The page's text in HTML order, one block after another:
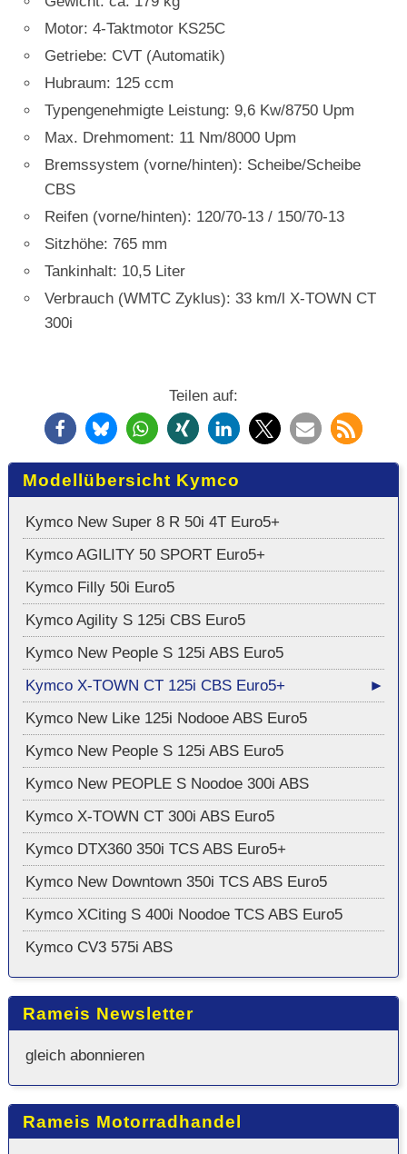
Motor: 4-Taktmotor KS25C
Getriebe: CVT (Automatik)
Hubraum: 125 ccm
Typengenehmigte Leistung: 9,6 Kw/8750 Upm
Max. Drehmoment: 11 Nm/8000 Upm
Bremssystem (vorne/hinten): Scheibe/Scheibe
CBS
Reifen (vorne/hinten): 120/70-13 / 150/70-13
Sitzhöhe: 765 mm
Tankinhalt: 10,5 Liter
Verbrauch (WMTC Zyklus): 33 km/l X-TOWN CT
300i
Teilen auf:
Modellübersicht Kymco
Kymco New Super 8 R 50i 4T Euro5+
Kymco AGILITY 50 SPORT Euro5+
Kymco Filly 50i Euro5
Kymco Agility S 125i CBS Euro5
Kymco New People S 125i ABS Euro5
Kymco X-TOWN CT 125i CBS Euro5+
Kymco New Like 125i Nodooe ABS Euro5
Kymco New People S 125i ABS Euro5
Kymco New PEOPLE S Noodoe 300i ABS
Kymco X-TOWN CT 300i ABS Euro5
Kymco DTX360 350i TCS ABS Euro5+
Kymco New Downtown 350i TCS ABS Euro5
Kymco XCiting S 400i Noodoe TCS ABS Euro5
Kymco CV3 575i ABS
Rameis Newsletter
gleich abonnieren
Rameis Motorradhandel